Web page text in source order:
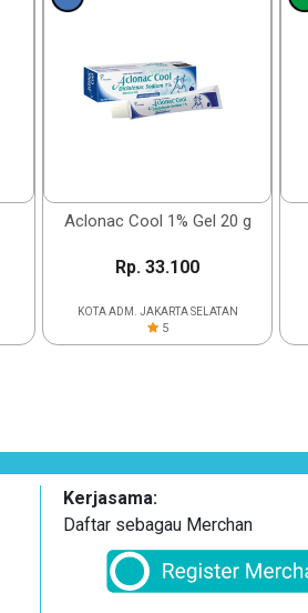
Aclonac Cool 1% Gel 20 g
Rp. 33.100
KOTA ADM. JAKARTA SELATAN
5
Kerjasama:
Daftar sebagau Merchan